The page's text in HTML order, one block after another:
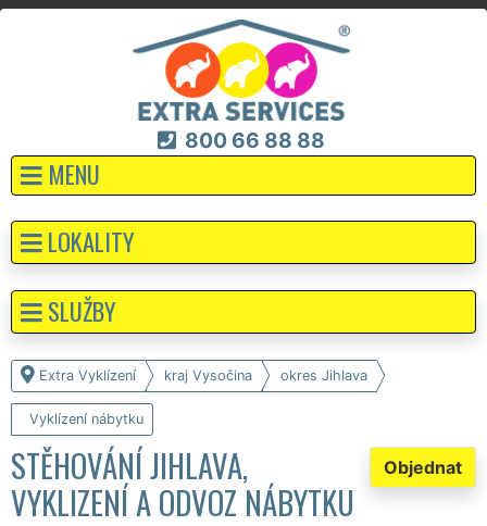
800 66 88 88
MENU
Extra Vyklízení kraj Vysočina okres Jihlava
Vyklízení nábytku
Objednat
STĚHOVÁNÍ JIHLAVA,
VYKLIZENÍ A ODVOZ NÁBYTKU
LOKALITY
SLUŽBY